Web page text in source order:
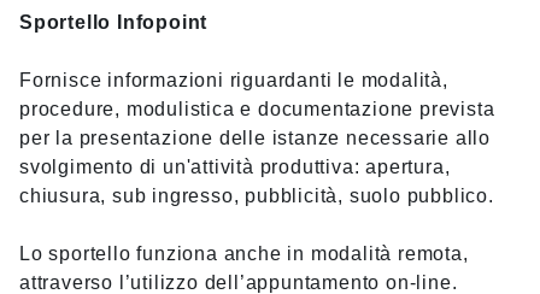
Sportello Infopoint
Fornisce informazioni riguardanti le modalità,
procedure, modulistica e documentazione prevista
per la presentazione delle istanze necessarie allo
svolgimento di un'attività produttiva: apertura,
chiusura, sub ingresso, pubblicità, suolo pubblico.
Lo sportello funziona anche in modalità remota,
attraverso l’utilizzo dell’appuntamento on-line.